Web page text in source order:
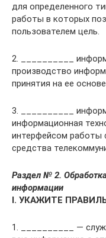
для определенного
работы в которых
пользователем цель.
2. __________
производство
принятия на ее
3. __________
информационная
интерфейсом работы
средства
Раздел № 2.
информации
I. УКАЖИТЕ
1. __________ —